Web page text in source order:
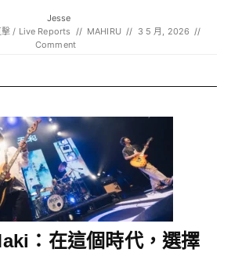
Jesse
擊 / Live Reports // MAHIRU // 3 5 月, 2026 //
Comment
：在這個時代，選擇